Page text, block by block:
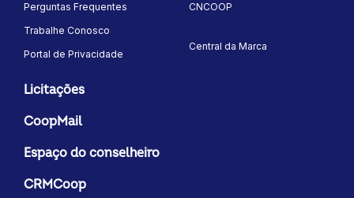
Perguntas Frequentes
Trabalhe Conosco
Portal de Privacidade
CNCOOP
Central da Marca
Licitações
CoopMail
Espaço do conselheiro
CRMCoop